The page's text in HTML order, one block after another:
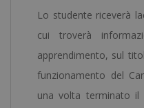
Lo studente riceverà
cui troverà
apprendimento, sul
funzionamento del
una volta terminato